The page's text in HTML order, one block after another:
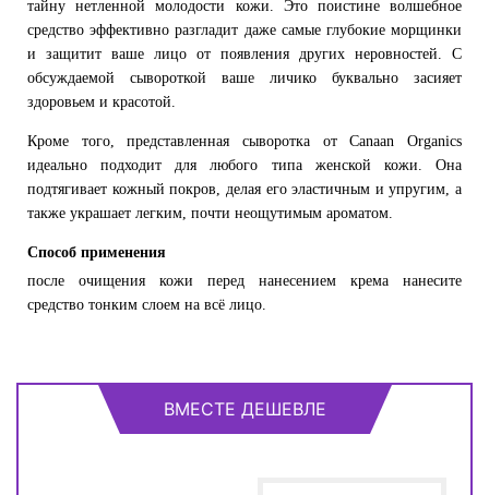
тайну нетленной молодости кожи. Это поистине волшебное
средство эффективно разгладит даже самые глубокие морщинки
и защитит ваше лицо от появления других неровностей. С
обсуждаемой сывороткой ваше личико буквально засияет
здоровьем и красотой.
Кроме того, представленная сыворотка от Canaan Organics
идеально подходит для любого типа женской кожи. Она
подтягивает кожный покров, делая его эластичным и упругим, а
также украшает легким, почти неощутимым ароматом.
Способ применения
после очищения кожи перед нанесением крема нанесите
средство тонким слоем на всё лицо.
ВМЕСТЕ ДЕШЕВЛЕ